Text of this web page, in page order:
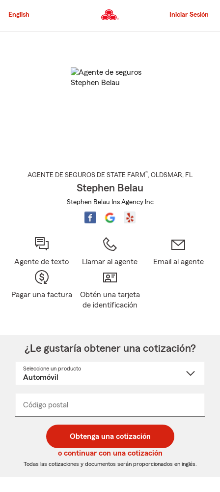
al
principal
English Iniciar Sesión
AGENTE DE SEGUROS DE STATE FARM®, OLDSMAR, FL
Stephen Belau
Stephen Belau Ins Agency Inc
Agente de texto Llamar al agente Email al agente
Pagar una factura
Obtén una tarjeta
de identificación
¿Le gustaría obtener una cotización?
Seleccione un producto
desplegable
Código postal
de
5
dígitos
de
5
dígitos
_____
Obtenga una cotización
o continuar con una cotización
Todas las cotizaciones y documentos serán proporcionados en inglés.